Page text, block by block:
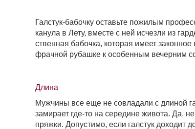
Галстук-бабочку оставьте пожилым
канула в Лету, вместе с ней исчезли из
ственная бабочка, которая имеет
фрачной рубашке к особенным вечерним
Длина
Мужчины все еще не совладали с длиной
замирает где-то на середине живота. Да,
пряж­ки. Допустимо, если галстук доходит